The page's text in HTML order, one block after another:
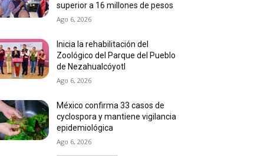
superior a 16 millones de pesos
Ago 6, 2026
Inicia la rehabilitación del
Zoológico del Parque del Pueblo
de Nezahualcóyotl
Ago 6, 2026
México confirma 33 casos de
cyclospora y mantiene vigilancia
epidemiológica
Ago 6, 2026